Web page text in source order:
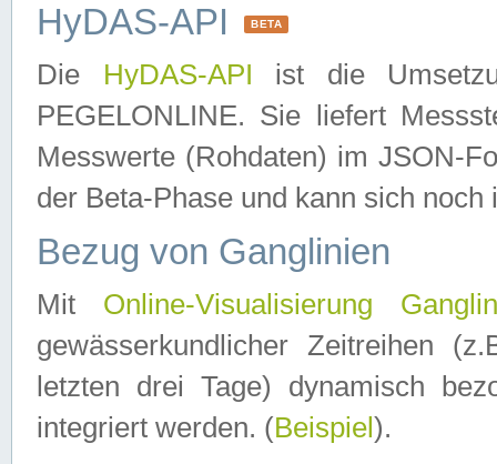
HyDAS-API BETA
Die HyDAS-API ist die
PEGELONLINE. Sie liefert
Messwerte (Rohdaten) im JSON-
der Beta-Phase und kann sich noch
Bezug von Ganglinien
Mit Online-Visualisierung
gewässerkundlicher Zeitreihen
letzten drei Tage) dynamisch
integriert werden. (Beispiel ).